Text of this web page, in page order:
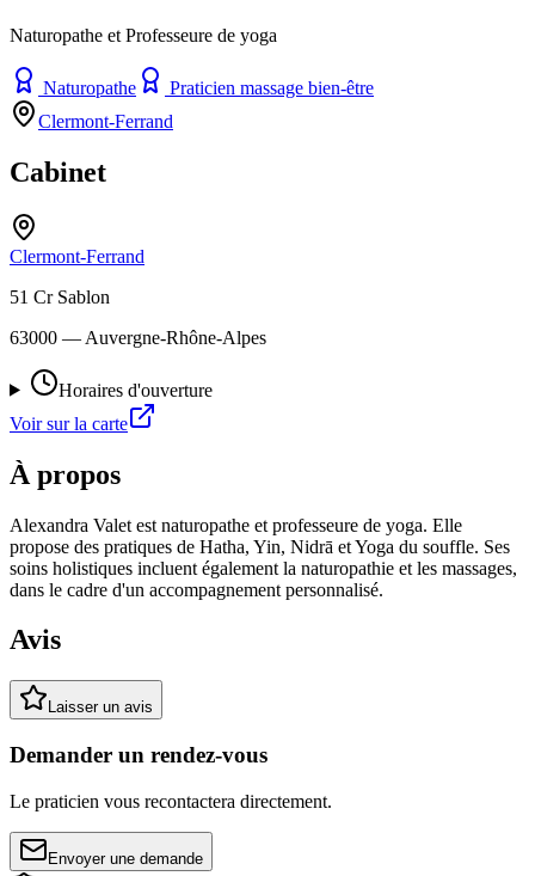
Naturopathe et Professeure de yoga
Naturopathe
Praticien massage bien-être
Clermont-Ferrand
Cabinet
Clermont-Ferrand
51 Cr Sablon
63000 — Auvergne-Rhône-Alpes
Horaires d'ouverture
Voir sur la carte
À propos
Alexandra Valet est naturopathe et professeure de yoga. Elle
propose des pratiques de Hatha, Yin, Nidrā et Yoga du souffle. Ses
soins holistiques incluent également la naturopathie et les massages,
dans le cadre d'un accompagnement personnalisé.
Avis
Laisser un avis
Demander un rendez-vous
Le praticien vous recontactera directement.
Envoyer une demande